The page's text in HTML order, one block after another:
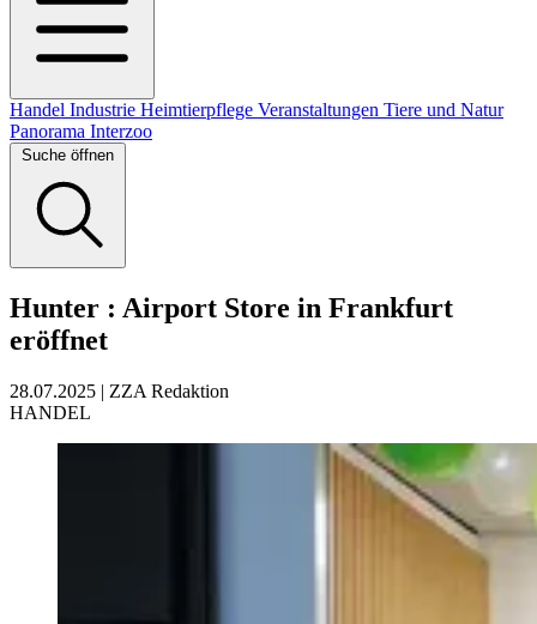
Handel Industrie Heimtierpflege Veranstaltungen Tiere und Natur
Panorama Interzoo
Suche öffnen
Hunter : Airport Store in Frankfurt
eröffnet
28.07.2025 | ZZA Redaktion
HANDEL